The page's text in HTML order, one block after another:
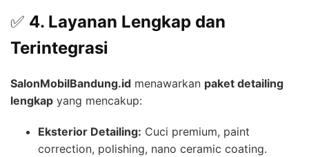
✅ 4. Layanan Lengkap dan
Terintegrasi
SalonMobilBandung.id menawarkan paket detailing
lengkap yang mencakup:
Eksterior Detailing: Cuci premium, paint
correction, polishing, nano ceramic coating.